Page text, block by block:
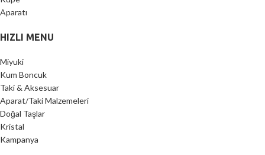
HIZLI MENU
Miyuki
Kum Boncuk
Taki & Aksesuar
Aparat/Taki Malzemeleri
Doğal Taşlar
Kristal
Kampanya